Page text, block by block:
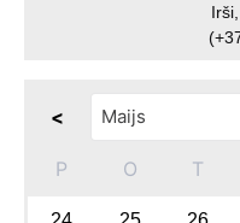
<
P O T